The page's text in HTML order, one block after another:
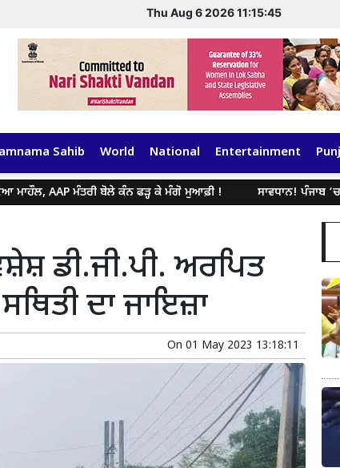
Thu Aug 6 2026 11:15:45
Sahib World National Entertainment
AAP ਮੰਤਰੀ ਬੋਲੇ ਕੰਨ ਫੜ੍ਹ ਕੇ ਮੰਗੋ ਮੁਆਫ਼ੀ ! ਸਾਵਧਾਨ! ਪੰਜਾਬ ‘ਚ ਅੱਜ
ਡੀ.ਜੀ.ਪੀ. ਅਰਪਿਤ
ਦਾ ਜਾਇਜ਼ਾ
On 01 May 2023 13:18:11